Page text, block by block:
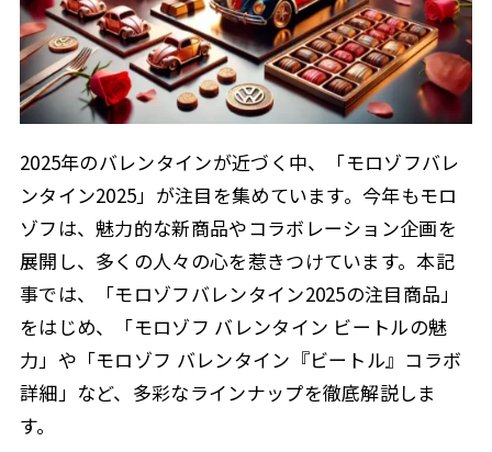
2025年のバレンタインが近づく中、「モロゾフバレ
ンタイン2025」が注目を集めています。今年もモロ
ゾフは、魅力的な新商品やコラボレーション企画を
展開し、多くの人々の心を惹きつけています。本記
事では、「モロゾフバレンタイン2025の注目商品」
をはじめ、「モロゾフ バレンタイン ビートルの魅
力」や「モロゾフ バレンタイン『ビートル』コラボ
詳細」など、多彩なラインナップを徹底解説しま
す。